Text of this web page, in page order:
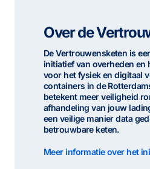
Over de
De Vertrouwensketen is
initiatief van overheden en
voor het fysiek en digitaal
containers in de
betekent meer veiligheid
afhandeling van jouw
een veilige manier data
betrouwbare keten.
Meer informatie over het